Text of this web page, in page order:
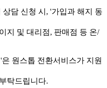
상담 신청 시, '가입과 해지 동
지 및 대리점, 판매점 등 온/
원스톱 전환서비스가 지원
탁드립니다.